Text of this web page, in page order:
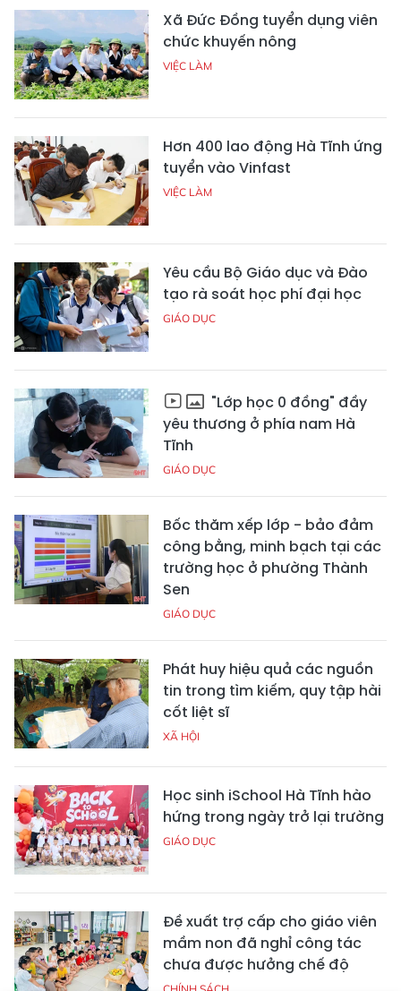
Xã Đức Đồng tuyển dụng viên
chức khuyến nông
VIỆC LÀM
Hơn 400 lao động Hà Tĩnh ứng
tuyển vào Vinfast
VIỆC LÀM
Yêu cầu Bộ Giáo dục và Đào
tạo rà soát học phí đại học
GIÁO DỤC
"Lớp học 0 đồng" đầy
yêu thương ở phía nam Hà
Tĩnh
GIÁO DỤC
Bốc thăm xếp lớp - bảo đảm
công bằng, minh bạch tại các
trường học ở phường Thành
Sen
GIÁO DỤC
Phát huy hiệu quả các nguồn
tin trong tìm kiếm, quy tập hài
cốt liệt sĩ
XÃ HỘI
Học sinh iSchool Hà Tĩnh hào
hứng trong ngày trở lại trường
GIÁO DỤC
Đề xuất trợ cấp cho giáo viên
mầm non đã nghỉ công tác
chưa được hưởng chế độ